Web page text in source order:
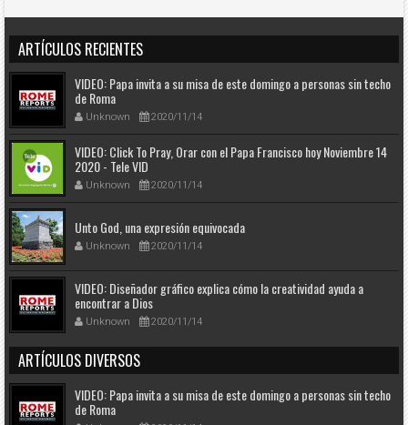
ARTÍCULOS RECIENTES
VIDEO: Papa invita a su misa de este domingo a personas sin techo
de Roma
Unknown 2020/11/14
VIDEO: Click To Pray, Orar con el Papa Francisco hoy Noviembre 14
2020 - Tele VID
Unknown 2020/11/14
Unto God, una expresión equivocada
Unknown 2020/11/14
VIDEO: Diseñador gráfico explica cómo la creatividad ayuda a
encontrar a Dios
Unknown 2020/11/14
ARTÍCULOS DIVERSOS
VIDEO: Papa invita a su misa de este domingo a personas sin techo
de Roma